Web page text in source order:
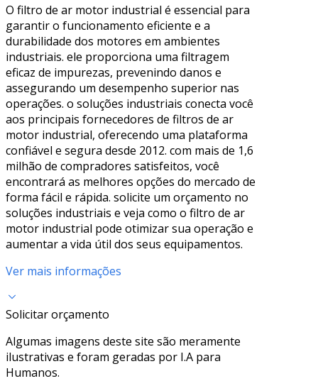
O filtro de ar motor industrial é essencial para
garantir o funcionamento eficiente e a
durabilidade dos motores em ambientes
industriais. ele proporciona uma filtragem
eficaz de impurezas, prevenindo danos e
assegurando um desempenho superior nas
operações. o soluções industriais conecta você
aos principais fornecedores de filtros de ar
motor industrial, oferecendo uma plataforma
confiável e segura desde 2012. com mais de 1,6
milhão de compradores satisfeitos, você
encontrará as melhores opções do mercado de
forma fácil e rápida. solicite um orçamento no
soluções industriais e veja como o filtro de ar
motor industrial pode otimizar sua operação e
aumentar a vida útil dos seus equipamentos.
Ver mais informações
Solicitar orçamento
Algumas imagens deste site são meramente
ilustrativas e foram geradas por I.A para
Humanos.